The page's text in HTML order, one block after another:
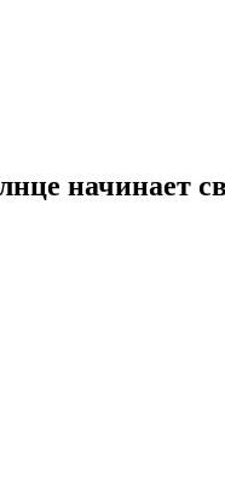
начинает